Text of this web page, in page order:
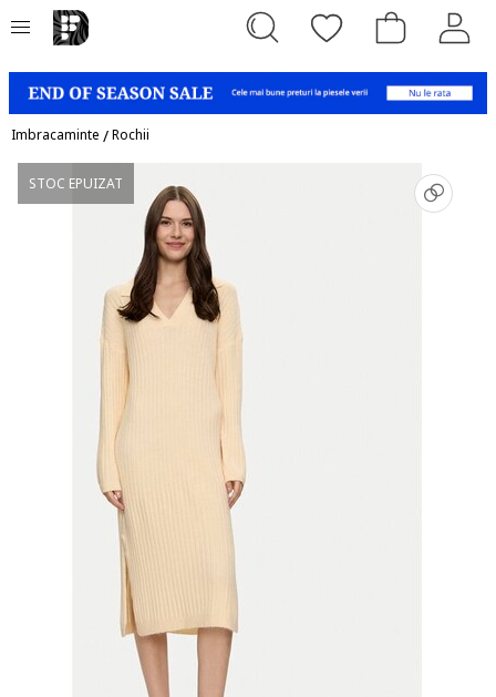
Imbracaminte /Rochii
STOC EPUIZAT